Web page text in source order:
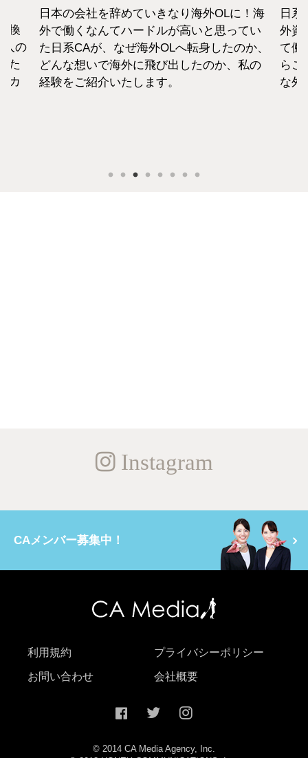
換
人の
た
カ
日本の会社を辞めていきなり海外OLに！海
外で働くなんてハードルが高いと思ってい
た日系CAが、なぜ海外OLへ転身したのか、
どんな想いで海外に飛び出したのか、私の
経験をご紹介いたします。
日
外資
て働
らこ
な外
Instagram
CAメンバー募集中！
利用規約 プライバシーポリシー
お問い合わせ 会社概要
© 2014 CA Media Agency, Inc.